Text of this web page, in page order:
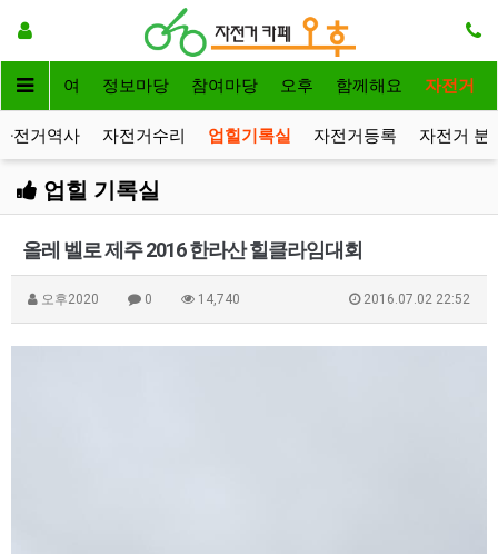
전거대여 정보마당 참여마당 오후 함께해요 자전거
전거역사 자전거수리 업힐기록실 자전거등록 자전거 분
업힐 기록실
올레 벨로 제주 2016 한라산 힐클라임대회
오후2020 0 14,740 2016.07.02 22:52